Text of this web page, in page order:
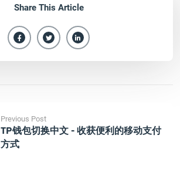
Share This Article
Previous Post
TP钱包切换中文 - 收获便利的移动支付
方式